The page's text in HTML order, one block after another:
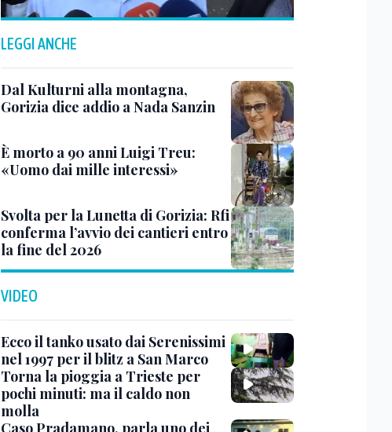
LEGGI ANCHE
Dal Kulturni alla montagna,
Gorizia dice addio a Nada Sanzin
È morto a 90 anni Luigi Treu:
«Uomo dai mille interessi»
Svolta per la Lunetta di Gorizia: Rfi
conferma l’avvio dei cantieri entro
la fine del 2026
VIDEO
Ecco il tanko usato dai Serenissimi
nel 1997 per il blitz a San Marco
Torna la pioggia a Trieste per
pochi minuti: ma il caldo non
molla